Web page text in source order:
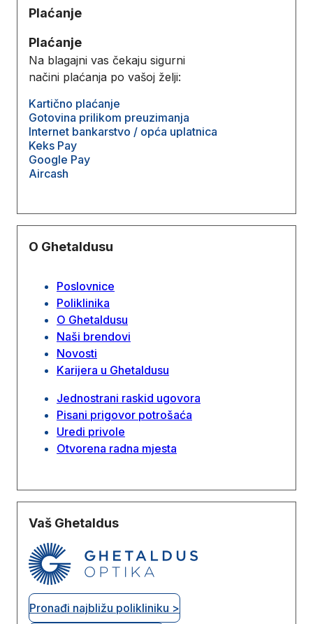
Plaćanje
Plaćanje
Na blagajni vas čekaju sigurni
načini plaćanja po vašoj želji:
Kartično plaćanje
Gotovina prilikom preuzimanja
Internet bankarstvo / opća uplatnica
Keks Pay
Google Pay
Aircash
O Ghetaldusu
Poslovnice
Poliklinika
O Ghetaldusu
Naši brendovi
Novosti
Karijera u Ghetaldusu
Jednostrani raskid ugovora
Pisani prigovor potrošaća
Uredi privole
Otvorena radna mjesta
Vaš Ghetaldus
Pronađi najbližu polikliniku >